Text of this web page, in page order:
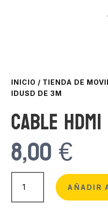
INICIO / TIENDA DE
IDUSD DE 3M
Cable
8,00€
Cable
HDMI
IDUSD
AÑADIR